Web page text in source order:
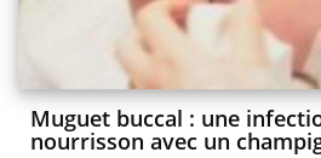
Muguet buccal : une
nourrisson avec un